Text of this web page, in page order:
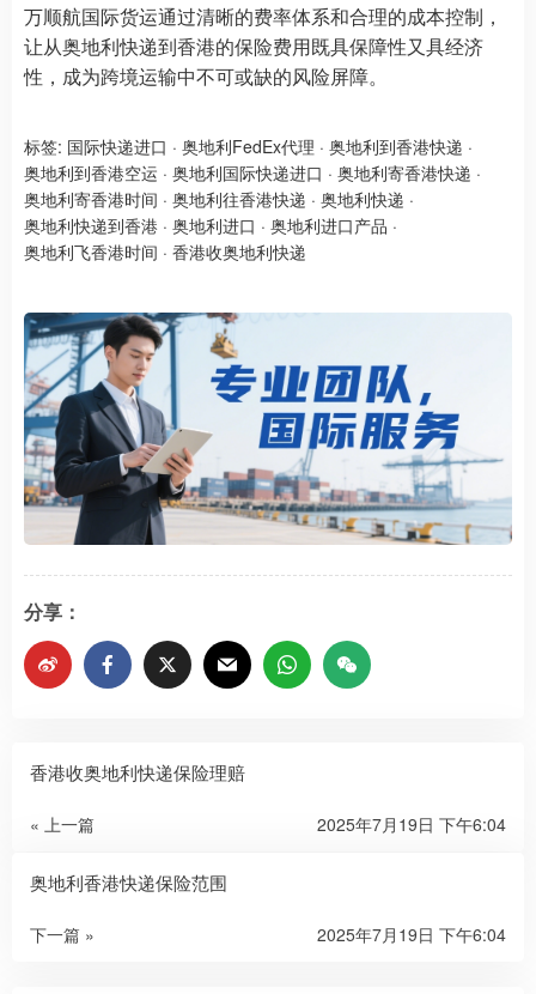
万顺航国际货运通过清晰的费率体系和合理的成本控制，
让从奥地利快递到香港的保险费用既具保障性又具经济
性，成为跨境运输中不可或缺的风险屏障。
标签: 国际快递进口 · 奥地利FedEx代理 · 奥地利到香港快递 ·
奥地利到香港空运 · 奥地利国际快递进口 · 奥地利寄香港快递 ·
奥地利寄香港时间 · 奥地利往香港快递 · 奥地利快递 ·
奥地利快递到香港 · 奥地利进口 · 奥地利进口产品 ·
奥地利飞香港时间 · 香港收奥地利快递
分享：
香港收奥地利快递保险理赔
« 上一篇 2025年7月19日 下午6:04
奥地利香港快递保险范围
下一篇 » 2025年7月19日 下午6:04